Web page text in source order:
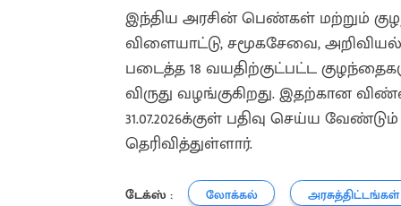
இந்திய அரசின் பெண்கள் மற்றும்
விளையாட்டு, சமூகசேவை,
படைத்த 18 வயதிற்குட்பட்ட
விருது வழங்குகிறது. இதற்கான
31.07.2026க்குள் பதிவு செய்ய
தெரிவித்துள்ளார்.
டேக்ஸ் : லோக்கல் அரசுத்திட்டங்கள்